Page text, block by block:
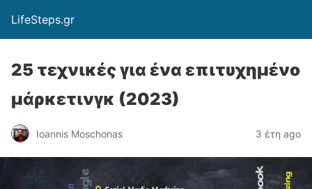
LifeSteps.gr
25 τεχνικές για ένα επιτυχημένο
μάρκετινγκ (2023)
Ioannis Moschonas 3 έτη ago